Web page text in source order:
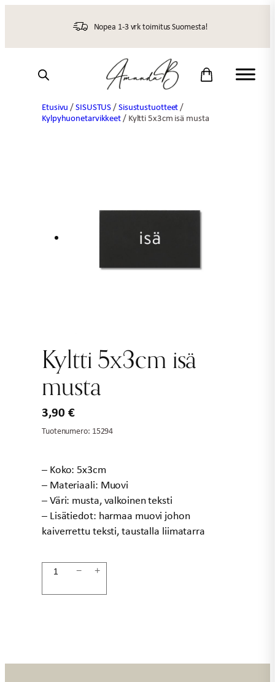
Nopea 1-3 vrk toimitus Suomesta!
Etusivu /SISUSTUS/Sisustustuotteet/
Kylpyhuonetarvikkeet/ Kyltti 5x3cm isä musta
Kyltti 5x3cm isä
musta
3,90 €
Tuotenumero: 15294
– Koko: 5x3cm
– Materiaali: Muovi
– Väri: musta, valkoinen teksti
– Lisätiedot: harmaa muovi johon
kaiverrettu teksti, taustalla liimatarra
Kyltti
− +